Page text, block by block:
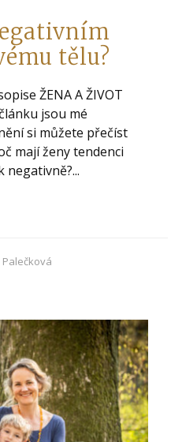
tělu?
ŽENA A ŽIVOT
jsou mé
si můžete přečíst
mají ženy tendenci
negativně?...